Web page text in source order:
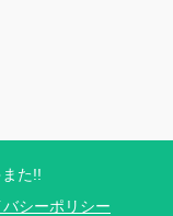
た!!
バシーポリシー